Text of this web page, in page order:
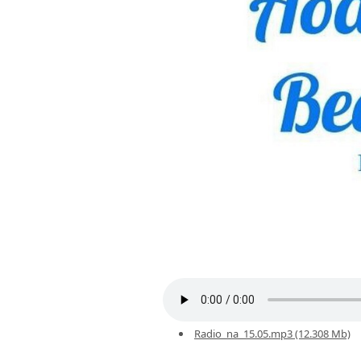
Radio_na_15.05.mp3 (12.308 Mb)